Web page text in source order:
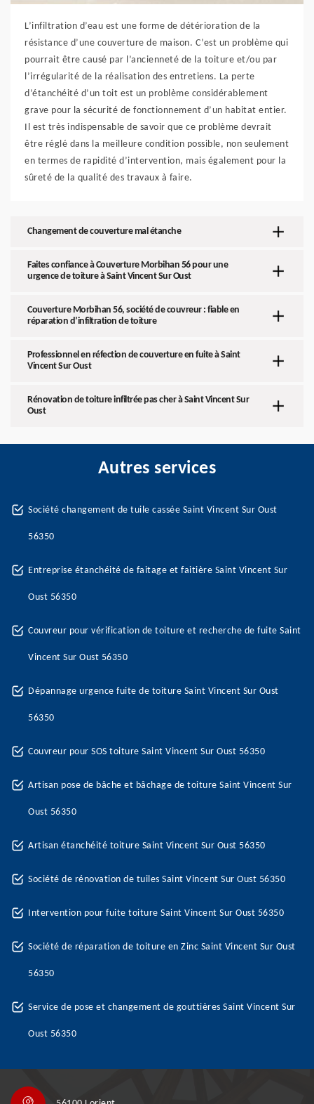
L’infiltration d’eau est une forme de détérioration de la
résistance d’une couverture de maison. C’est un problème qui
pourrait être causé par l’ancienneté de la toiture et/ou par
l’irrégularité de la réalisation des entretiens. La perte
d’étanchéité d’un toit est un problème considérablement
grave pour la sécurité de fonctionnement d’un habitat entier.
Il est très indispensable de savoir que ce problème devrait
être réglé dans la meilleure condition possible, non seulement
en termes de rapidité d’intervention, mais également pour la
sûreté de la qualité des travaux à faire.
Changement de couverture mal étanche
Faites confiance à Couverture Morbihan 56 pour une
urgence de toiture à Saint Vincent Sur Oust
Couverture Morbihan 56, société de couvreur : fiable en
réparation d’infiltration de toiture
Professionnel en réfection de couverture en fuite à Saint
Vincent Sur Oust
Rénovation de toiture infiltrée pas cher à Saint Vincent Sur
Oust
Autres services
Société changement de tuile cassée Saint Vincent Sur Oust
56350
Entreprise étanchéité de faitage et faitière Saint Vincent Sur
Oust 56350
Couvreur pour vérification de toiture et recherche de fuite Saint
Vincent Sur Oust 56350
Dépannage urgence fuite de toiture Saint Vincent Sur Oust
56350
Couvreur pour SOS toiture Saint Vincent Sur Oust 56350
Artisan pose de bâche et bâchage de toiture Saint Vincent Sur
Oust 56350
Artisan étanchéité toiture Saint Vincent Sur Oust 56350
Société de rénovation de tuiles Saint Vincent Sur Oust 56350
Intervention pour fuite toiture Saint Vincent Sur Oust 56350
Société de réparation de toiture en Zinc Saint Vincent Sur Oust
56350
Service de pose et changement de gouttières Saint Vincent Sur
Oust 56350